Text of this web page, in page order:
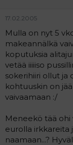
n
a
o
i
t
t
a
j
i
e
s
t
17.02.2005
Mulla on nyt 5
makeannälkä
koputuksia
vetää iiiiiso
sokerihiiri ollut ja
kohtuuskin on
vaivaamaan :/
Meneekö tää ohi
eurolla irkkareita
naamaan...?